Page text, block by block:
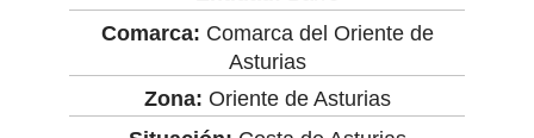
Comarca: Comarca del Oriente de
Asturias
Zona: Oriente de Asturias